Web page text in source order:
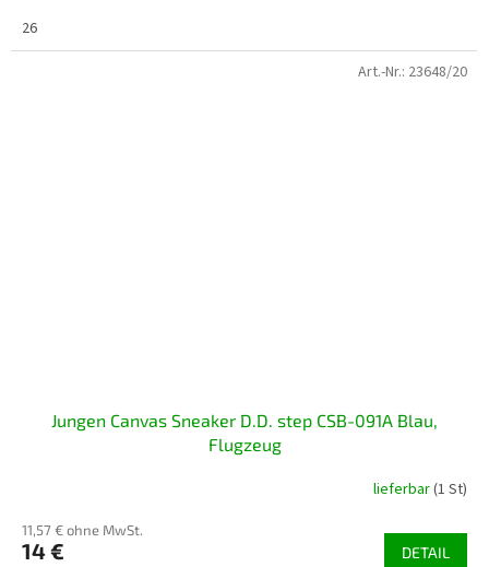
26
Jungen Canvas Sneaker D.D. step CSB-091A Blau,
Flugzeug
lieferbar(1 St)
11,57 € ohne MwSt.
14 € DETAIL
Art.-Nr.: 23648/20